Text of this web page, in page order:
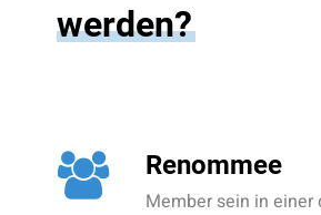
werden?
Renommee
Member sein in einer